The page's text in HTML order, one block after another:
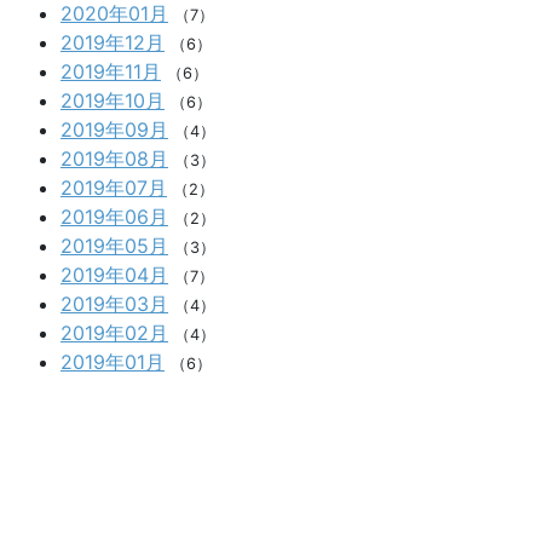
2020年01月 （7）
2019年12月 （6）
2019年11月 （6）
2019年10月 （6）
2019年09月 （4）
2019年08月 （3）
2019年07月 （2）
2019年06月 （2）
2019年05月 （3）
2019年04月 （7）
2019年03月 （4）
2019年02月 （4）
2019年01月 （6）